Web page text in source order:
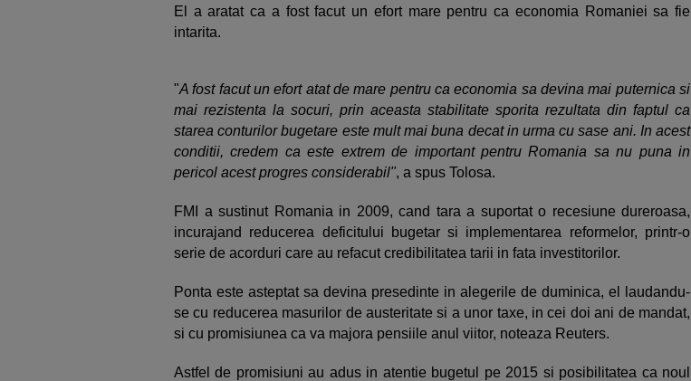
El a aratat ca a fost facut un efort mare pentru ca economia Romaniei sa fie
intarita.
"A fost facut un efort atat de mare pentru ca economia sa devina mai puternica si
mai rezistenta la socuri, prin aceasta stabilitate sporita rezultata din faptul ca
starea conturilor bugetare este mult mai buna decat in urma cu sase ani. In acest
conditii, credem ca este extrem de important pentru Romania sa nu puna in
pericol acest progres considerabil", a spus Tolosa.
FMI a sustinut Romania in 2009, cand tara a suportat o recesiune dureroasa,
incurajand reducerea deficitului bugetar si implementarea reformelor, printr-o
serie de acorduri care au refacut credibilitatea tarii in fata investitorilor.
Ponta este asteptat sa devina presedinte in alegerile de duminica, el laudandu-
se cu reducerea masurilor de austeritate si a unor taxe, in cei doi ani de mandat,
si cu promisiunea ca va majora pensiile anul viitor, noteaza Reuters.
Astfel de promisiuni au adus in atentie bugetul pe 2015 si posibilitatea ca noul